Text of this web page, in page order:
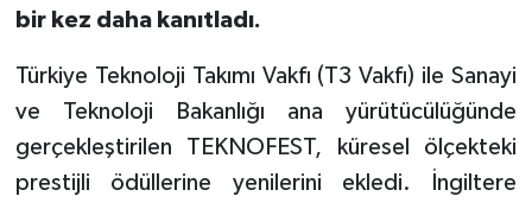
bir kez daha kanıtladı.
Türkiye Teknoloji Takımı Vakfı (T3 Vakfı) ile Sanayi
ve Teknoloji Bakanlığı ana yürütücülüğünde
gerçekleştirilen TEKNOFEST, küresel ölçekteki
prestijli ödüllerine yenilerini ekledi. İngiltere